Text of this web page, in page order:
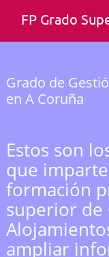
FP Grado
Grado de
en A Coruña
Estos son
que
formación
superior de
ampliar